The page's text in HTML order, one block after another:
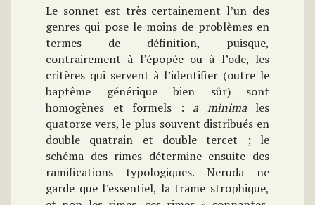
Le sonnet est très certainement l’un des
genres qui pose le moins de problèmes en
termes de définition, puisque,
contrairement à l’épopée ou à l’ode, les
critères qui servent à l’identifier (outre le
baptême générique bien sûr) sont
homogènes et formels : a minimales
quatorze vers, le plus souvent distribués en
double quatrain et double tercet ; le
schéma des rimes détermine ensuite des
ramifications typologiques. Neruda ne
garde que l’essentiel, la trame strophique,